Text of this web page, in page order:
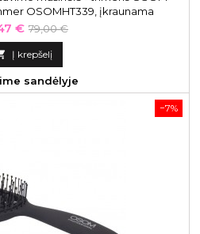
OSOMHT339, įkraunama
€ Bazinė
kaina
79,00 €
Į krepšelį
sandėlyje
−7%